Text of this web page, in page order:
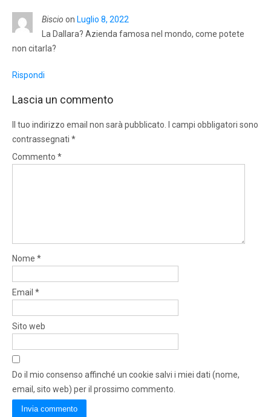
Biscio on Luglio 8, 2022
La Dallara? Azienda famosa nel mondo, come potete
non citarla?
Rispondi
Lascia un commento
Il tuo indirizzo email non sarà pubblicato.
I campi obbligatori sono
contrassegnati *
Commento *
Nome *
Email *
Sito web
Do il mio consenso affinché un cookie salvi i miei dati (nome,
email, sito web) per il prossimo commento.